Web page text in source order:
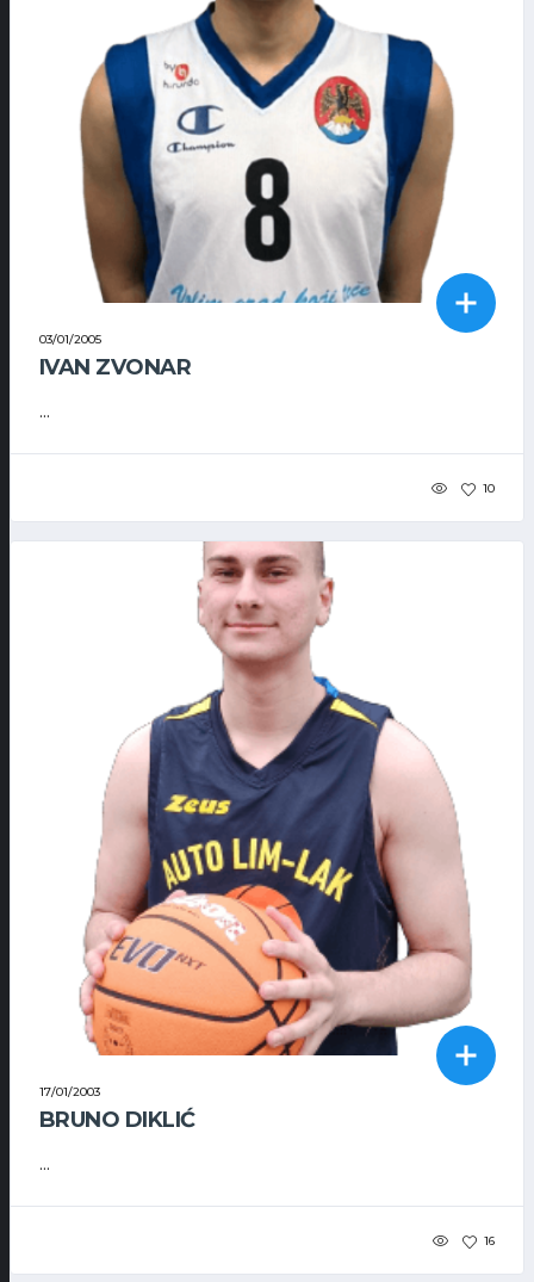
03/01/2005
IVAN ZVONAR
...
10
17/01/2003
BRUNO DIKLIĆ
...
16